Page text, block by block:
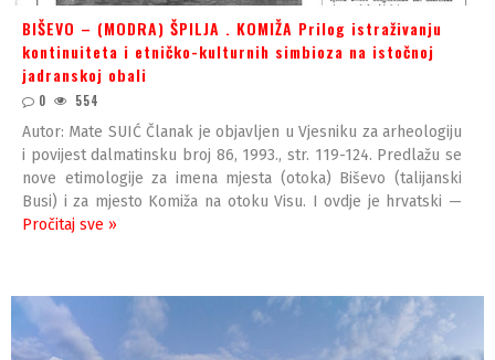
BIŠEVO – (MODRA) ŠPILJA . KOMIŽA Prilog istraživanju
kontinuiteta i etničko-kulturnih simbioza na istočnoj
jadranskoj obali
0 554
Autor: Mate SUIĆ Članak je objavljen u Vjesniku za arheologiju
i povijest dalmatinsku broj 86, 1993., str. 119-124. Predlažu se
nove etimologije za imena mjesta (otoka) Biševo (talijanski
Busi) i za mjesto Komiža na otoku Visu. I ovdje je hrvatski —
Pročitaj sve »